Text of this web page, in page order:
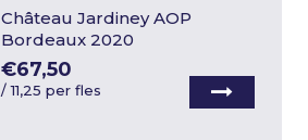
Château Jardiney AOP
Bordeaux 2020
€67,50
/11,25 per fles